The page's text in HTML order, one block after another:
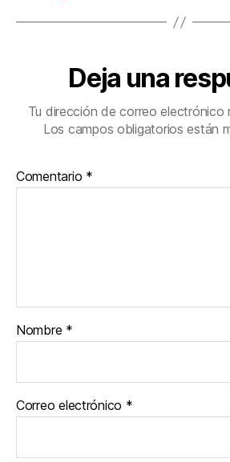
Deja una
Tu dirección de correo electrónico
Los campos obligatorios están
Comentario *
Nombre *
Correo electrónico *